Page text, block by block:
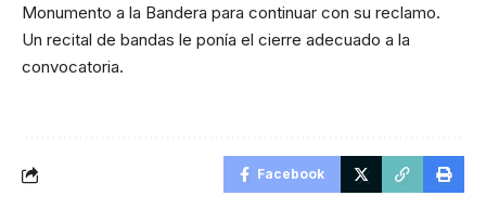
Monumento a la Bandera para continuar con su reclamo.
Un recital de bandas le ponía el cierre adecuado a la
convocatoria.
Facebook